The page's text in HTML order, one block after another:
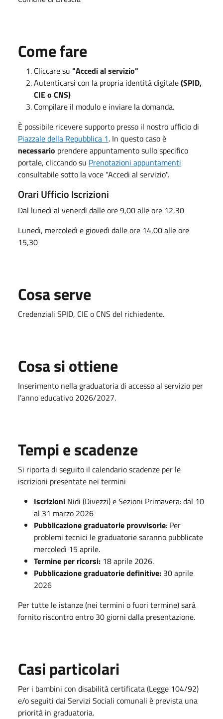
Come fare
Cliccare su "Accedi al servizio"
Autenticarsi con la propria identità digitale(SPID,
CIE o CNS)
Compilare il modulo e inviare la domanda.
È possibile ricevere supporto presso il nostro ufficio di
Piazzale della Repubblica 1. In questo caso è
necessario prendere appuntamento sullo specifico
portale, cliccando su Prenotazioni appuntamenti
consultabile sotto la voce "Accedi al servizio".
Orari Ufficio Iscrizioni
Dal lunedì al venerdì dalle ore 9,00 alle ore 12,30
Lunedì, mercoledì e giovedì dalle ore 14,00 alle ore
15,30
Cosa serve
Credenziali SPID, CIE o CNS del richiedente.
Cosa si ottiene
Inserimento nella graduatoria di accesso al servizio per
l'anno educativo 2026/2027.
Tempi e scadenze
Si riporta di seguito il calendario scadenze per le
iscrizioni presentate nei termini
Iscrizioni Nidi (Divezzi) e Sezioni Primavera: dal 10
al 31 marzo 2026
Pubblicazione graduatorie provvisorie: Per
problemi tecnici le graduatorie saranno pubblicate
mercoledì 15 aprile.
Termine per ricorsi: 18 aprile 2026.
Pubblicazione graduatorie definitive: 30 aprile
2026
Per tutte le istanze (nei termini o fuori termine) sarà
fornito riscontro entro 30 giorni dalla presentazione.
Casi particolari
Per i bambini con disabilità certificata (Legge 104/92)
e/o seguiti dai Servizi Sociali comunali è prevista una
priorità in graduatoria.